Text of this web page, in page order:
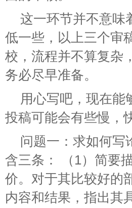
这一环节并不意味
低一些，以上三个审
校，流程并不算复杂
务必尽早准备。
用心写吧，现在能
投稿可能会有些慢，
问题一：求如何写
含三条： （1）简要
价。对于其比较好的
内容和结果，指出其